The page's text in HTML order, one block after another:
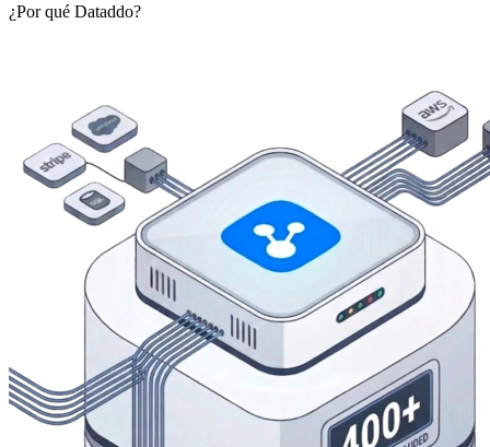
¿Por qué Dataddo?